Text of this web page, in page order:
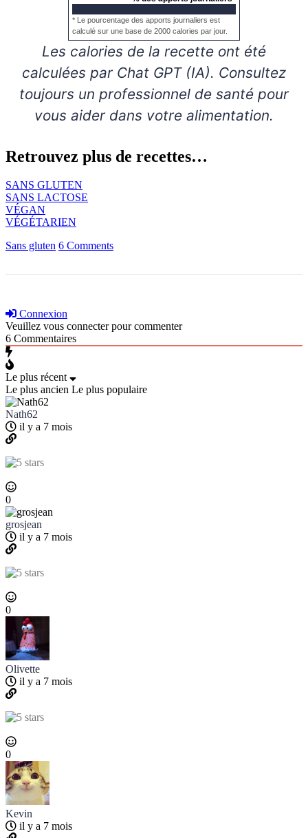
* Le pourcentage des apports journaliers est
calculé sur une base de 2000 calories par jour.
Les calories de la recette ont été
calculées par Chat GPT (IA). Consultez
toujours un professionnel de santé pour
vous aider dans votre alimentation.
Retrouvez plus de recettes…
SANS GLUTEN
SANS LACTOSE
VÉGAN
VÉGÉTARIEN
Sans gluten 6 Comments
Connexion
Veuillez vous connecter pour commenter
6 Commentaires
Le plus récent
Le plus ancien Le plus populaire
Nath62
il y a 7 mois
0
grosjean
il y a 7 mois
0
Olivette
il y a 7 mois
0
Kevin
il y a 7 mois